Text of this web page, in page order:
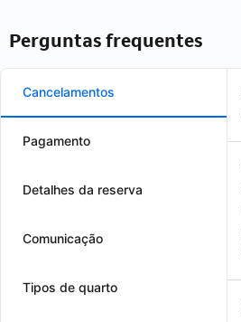
Perguntas frequentes
Cancelamentos
Pagamento
Detalhes da reserva
Comunicação
Tipos de quarto